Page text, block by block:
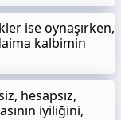
ise oynaşırken,
kalbimin
hesapsız,
iyiliğini,